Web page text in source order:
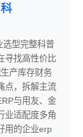
选型完整科普
寻找高性价比
产库存财务
点，拆解主流
与用友、金
业适配度多角
用的企业erp